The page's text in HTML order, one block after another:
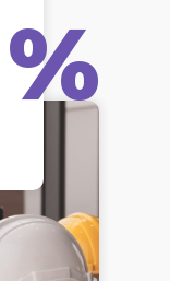
%